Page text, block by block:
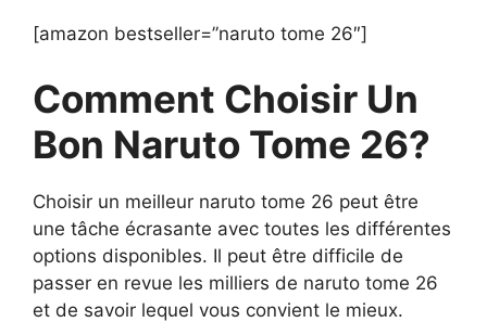
[amazon bestseller=”naruto tome 26″]
Comment Choisir Un
Bon Naruto Tome 26?
Choisir un meilleur naruto tome 26 peut être
une tâche écrasante avec toutes les différentes
options disponibles. Il peut être difficile de
passer en revue les milliers de naruto tome 26
et de savoir lequel vous convient le mieux.